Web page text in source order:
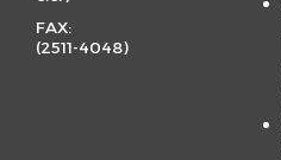
FAX:
(2511-4048)